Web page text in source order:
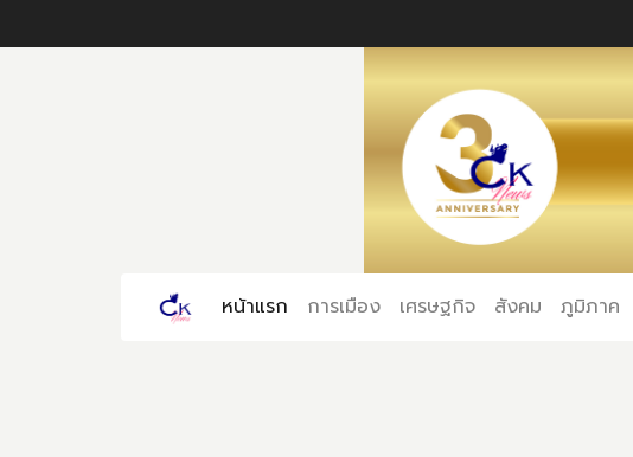
หน้าแรก (current)
การเมือง เศรษฐกิจ สังคม ภูมิภาค